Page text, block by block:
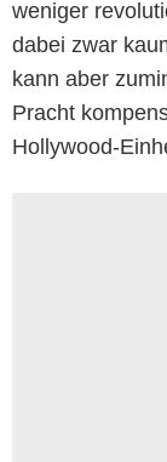
weniger
dabei zwar
kann aber
Pracht
Hollywood-